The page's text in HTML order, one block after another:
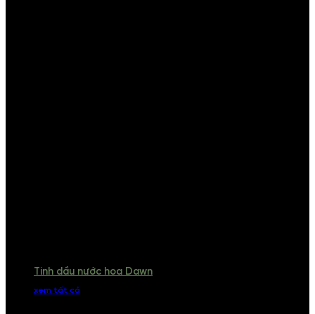
Tinh dầu nước hoa Dawn
xem tất cả